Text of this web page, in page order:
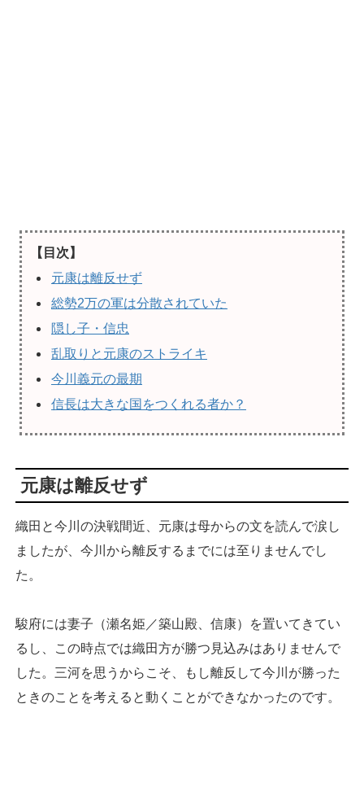
【目次】
元康は離反せず
総勢2万の軍は分散されていた
隠し子・信忠
乱取りと元康のストライキ
今川義元の最期
信長は大きな国をつくれる者か？
元康は離反せず
織田と今川の決戦間近、元康は母からの文を読んで涙し
ましたが、今川から離反するまでには至りませんでし
た。
駿府には妻子（瀬名姫／築山殿、信康）を置いてきてい
るし、この時点では織田方が勝つ見込みはありませんで
した。三河を思うからこそ、もし離反して今川が勝った
ときのことを考えると動くことができなかったのです。